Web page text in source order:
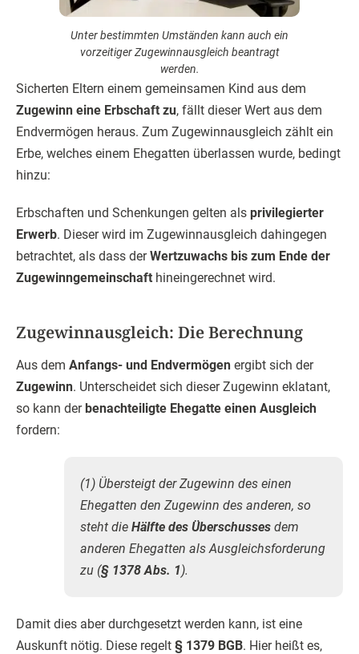
Unter bestimmten Umständen kann auch ein
vorzeitiger Zugewinnausgleich beantragt
werden.
Sicherten Eltern einem gemeinsamen Kind aus dem
Zugewinn eine Erbschaft zu, fällt dieser Wert aus dem
Endvermögen heraus. Zum Zugewinnausgleich zählt ein
Erbe, welches einem Ehegatten überlassen wurde, bedingt
hinzu:
Erbschaften und Schenkungen gelten als privilegierter
Erwerb. Dieser wird im Zugewinnausgleich dahingegen
betrachtet, als dass derWertzuwachs bis zum Ende der
Zugewinngemeinschaft hineingerechnet wird.
Zugewinnausgleich: Die Berechnung
Aus dem Anfangs- und Endvermögen ergibt sich der
Zugewinn. Unterscheidet sich dieser Zugewinn eklatant,
so kann derbenachteiligte Ehegatte einen Ausgleich
fordern:
(1) Übersteigt der Zugewinn des einen
Ehegatten den Zugewinn des anderen, so
steht die Hälfte des Überschusses dem
anderen Ehegatten als Ausgleichsforderung
zu (§ 1378 Abs. 1).
Damit dies aber durchgesetzt werden kann, ist eine
Auskunft nötig. Diese regelt § 1379 BGB. Hier heißt es,